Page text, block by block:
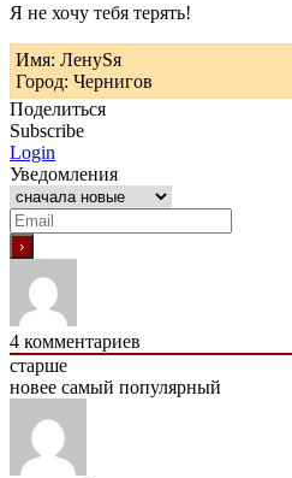
Я не хочу тебя терять!
Имя: ЛенуSя
Город: Чернигов
Поделиться
Subscribe
Login
Уведомления
4 комментариев
старше
новее самый популярный